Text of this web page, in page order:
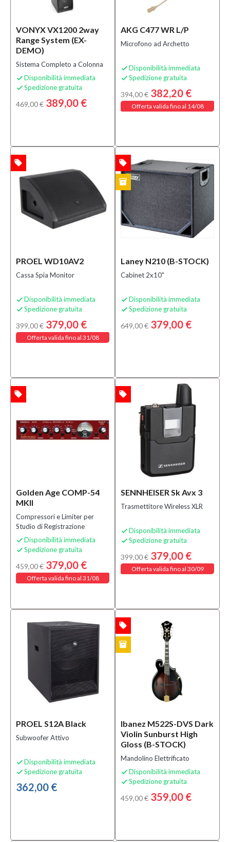
VONYX VX1200 2way
Range System (EX-
DEMO)
Sistema Completo a Colonna
 Disponibilità immediata
 Spedizione gratuita
469,00 € 389,00 €
AKG C477 WR L/P
Microfono ad Archetto
 Disponibilità immediata
 Spedizione gratuita
394,00 € 382,20 €
Offerta valida fino al 14/08
PROEL WD10AV2
Cassa Spia Monitor
 Disponibilità immediata
 Spedizione gratuita
399,00 € 379,00 €
Offerta valida fino al 31/08
local_offer
Laney N210 (B-STOCK)
Cabinet 2x10"
 Disponibilità immediata
 Spedizione gratuita
649,00 € 379,00 €
local_offer
B-STOCK inventory
Golden Age COMP-54
MKII
Compressori e Limiter per
Studio di Registrazione
 Disponibilità immediata
 Spedizione gratuita
459,00 € 379,00 €
Offerta valida fino al 31/08
local_offer
SENNHEISER Sk Avx 3
Trasmettitore Wireless XLR
 Disponibilità immediata
 Spedizione gratuita
399,00 € 379,00 €
Offerta valida fino al 30/09
local_offer
PROEL S12A Black
Subwoofer Attivo
 Disponibilità immediata
 Spedizione gratuita
362,00 €
Ibanez M522S-DVS Dark
Violin Sunburst High
Gloss (B-STOCK)
Mandolino Elettrificato
 Disponibilità immediata
 Spedizione gratuita
459,00 € 359,00 €
OFFERTA local_offer
B-STOCK inventory